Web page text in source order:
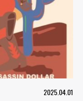
2025.04.01